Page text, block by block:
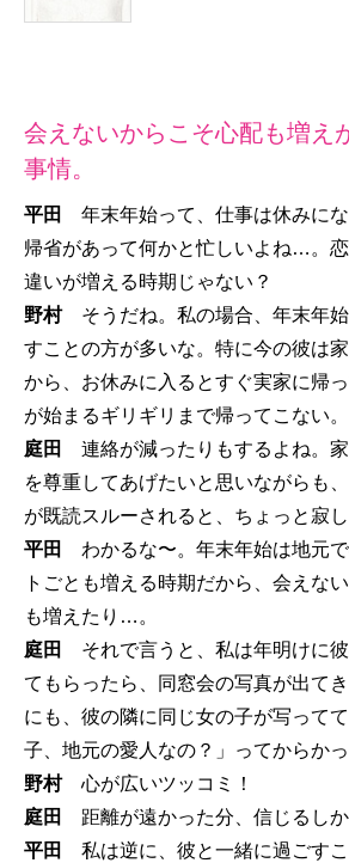
会えないからこそ心配も増え
事情。
平田
年末年始って、仕事は休みに
帰省があって何かと忙しいよね…。
違いが増える時期じゃない？
野村そうだね。私の場合、年末年始
すことの方が多いな。特に今の彼は
から、お休みに入るとすぐ実家に帰
が始まるギリギリまで帰ってこない。
庭田
連絡が減ったりもするよね。
を尊重してあげたいと思いながらも
が既読スルーされると、ちょっと寂し
平田
わかるな〜。年末年始は地元
トごとも増える時期だから、会えな
も増えたり…。
庭田
それで言うと、私は年明けに
てもらったら、同窓会の写真が出て
にも、彼の隣に同じ女の子が写って
子、地元の愛人なの？」ってからかっ
野村心が広いツッコミ！
庭田
距離が遠かった分、信じるしか
平田
私は逆に、彼と一緒に過ごす